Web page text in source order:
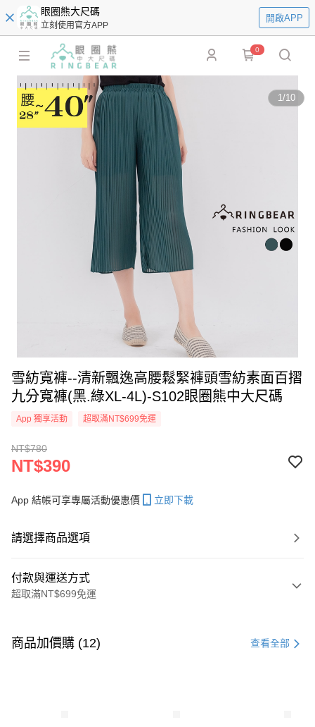
眼圈熊大尺碼
立刻使用官方APP
開啟APP
0
1/10
雪紡寬褲--清新飄逸高腰鬆緊褲頭雪紡素面百摺
九分寬褲(黑.綠XL-4L)-S102眼圈熊中大尺碼
App 獨享活動 超取滿NT$699免運
NT$780
NT$390
App 結帳可享專屬活動優惠價 立即下載
請選擇商品選項
付款與運送方式
超取滿NT$699免運
信用卡一次付款
商品加價購 (12) 查看全部